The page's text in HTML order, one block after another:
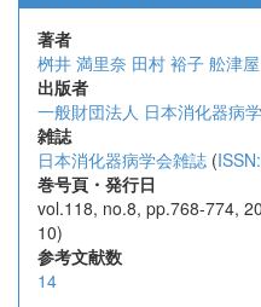
著者
桝井 満里奈 田村 裕子 舩津
出版者
一般財団法人 日本消化器病
雑誌
日本消化器病学会雑誌 (
巻号頁・発行日
vol.118, no.8, pp.768-774,
10)
参考文献数
14